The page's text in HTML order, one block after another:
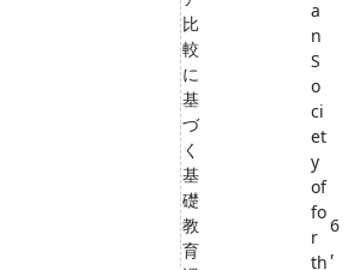
比
較
に
基
づ
く
基
礎
教
育
a
n
S
o
ci
et
y
of
fo
r
th
6
,